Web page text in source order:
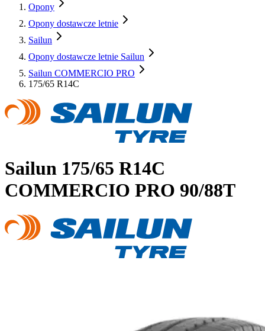
Opony
Opony dostawcze letnie
Sailun
Opony dostawcze letnie Sailun
Sailun COMMERCIO PRO
175/65 R14C
Sailun 175/65 R14C
COMMERCIO PRO 90/88T